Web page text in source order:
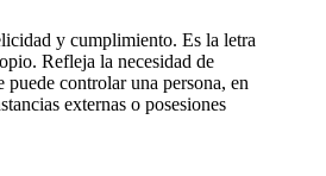
y cumplimiento. Es la letra
Refleja la necesidad de
controlar una persona, en
externas o posesiones